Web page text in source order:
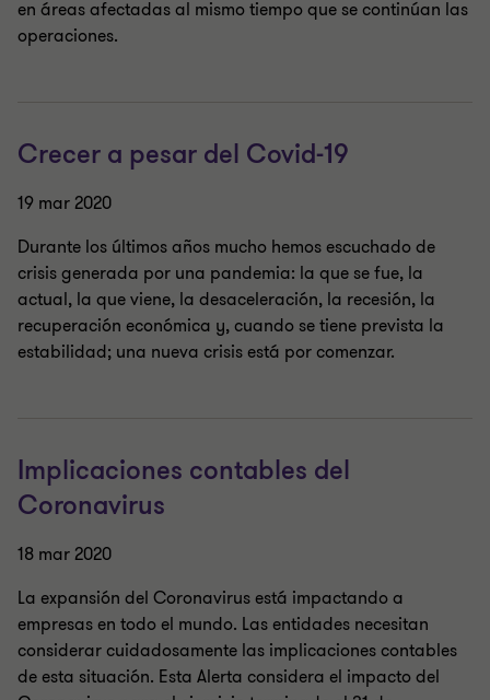
en áreas afectadas al mismo tiempo que se continúan las
operaciones.
Crecer a pesar del Covid-19
19 mar 2020
Durante los últimos años mucho hemos escuchado de
crisis generada por una pandemia: la que se fue, la
actual, la que viene, la desaceleración, la recesión, la
recuperación económica y, cuando se tiene prevista la
estabilidad; una nueva crisis está por comenzar.
Implicaciones contables del
Coronavirus
18 mar 2020
La expansión del Coronavirus está impactando a
empresas en todo el mundo. Las entidades necesitan
considerar cuidadosamente las implicaciones contables
de esta situación. Esta Alerta considera el impacto del